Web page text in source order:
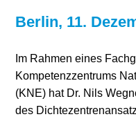
Berlin, 11.
Im Rahmen eines
Kompetenzzentrums
(KNE) hat Dr. Nils
des